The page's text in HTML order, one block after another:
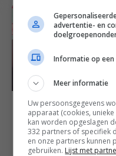
Jamie’s american
pancakes
Feest recepten
advertentie- en
Informatie op
Meer informatie
Uw persoonsgegevens
apparaat (cookies,
kan worden opgeslagen
332 partners of specifiek
en onze partners kunnen
gebruiken. Lijst met